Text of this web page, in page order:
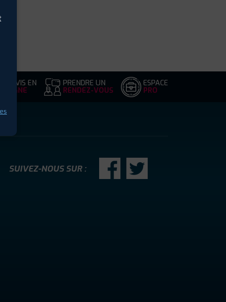
DEVIS EN
LIGNE
PRENDRE UN
RENDEZ-VOUS
ESPACE
PRO
SUIVEZ-NOUS SUR :